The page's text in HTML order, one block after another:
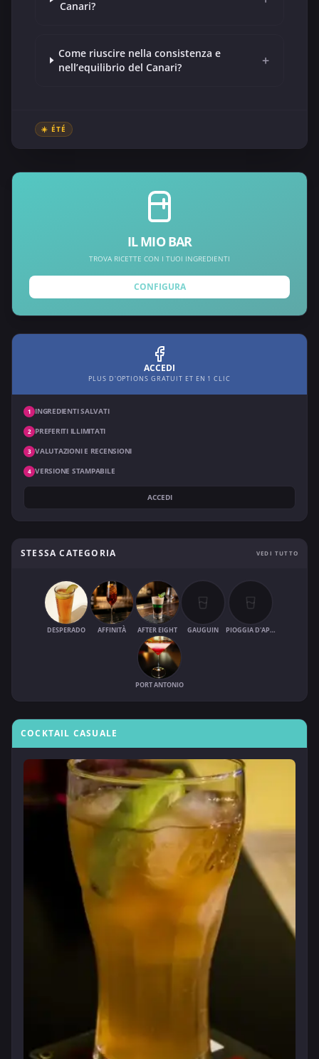
Canari?
Come riuscire nella consistenza e
nell’equilibrio del Canari?
+
☀️ ÉTÉ
IL MIO BAR
TROVA RICETTE CON I TUOI INGREDIENTI
CONFIGURA
ACCEDI
PLUS D'OPTIONS GRATUIT ET EN 1 CLIC
1 INGREDIENTI SALVATI
2 PREFERITI ILLIMITATI
3 VALUTAZIONI E RECENSIONI
4 VERSIONE STAMPABILE
ACCEDI
STESSA CATEGORIA VEDI TUTTO
DESPERADO AFFINITÀ AFTER EIGHT GAUGUIN PIOGGIA D'APRILE
PORT ANTONIO
COCKTAIL CASUALE